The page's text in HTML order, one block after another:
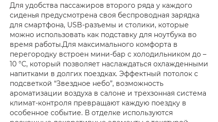
Для удобства пассажиров второго ряда у каждого
сиденья предусмотрена своя беспроводная зарядка
для смартфона, USB-разъемы и столики, которые
можно использовать как подставку для ноутбука во
время работы.Для максимального комфорта в
перегородку встроен мини-бар с холодильником до –
10 °C, который позволяет наслаждаться охлажденными
напитками в долгих поездках. Эффектный потолок с
подсветкой “Звездное небо”, возможность
ароматизации воздуха в салоне и трехзонная система
климат-контроля превращают каждую поездку в
особенное событие. В отделке используются